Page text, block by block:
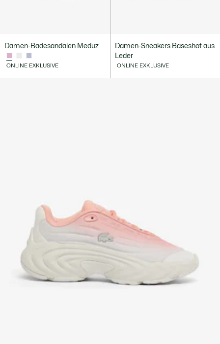
Damen-Badesandalen Meduz
ONLINE EXKLUSIVE
Damen-Sneakers Baseshot aus
Leder
ONLINE EXKLUSIVE